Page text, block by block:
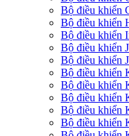
Bộ điều khiển
Bộ điều khiển
Bộ điều khiển
Bộ điều khiển
Bộ điều khiển
Bộ điều khiển
Bộ điều khiển
Bộ điều khiển
Bộ điều khiển
Bộ điều khiển